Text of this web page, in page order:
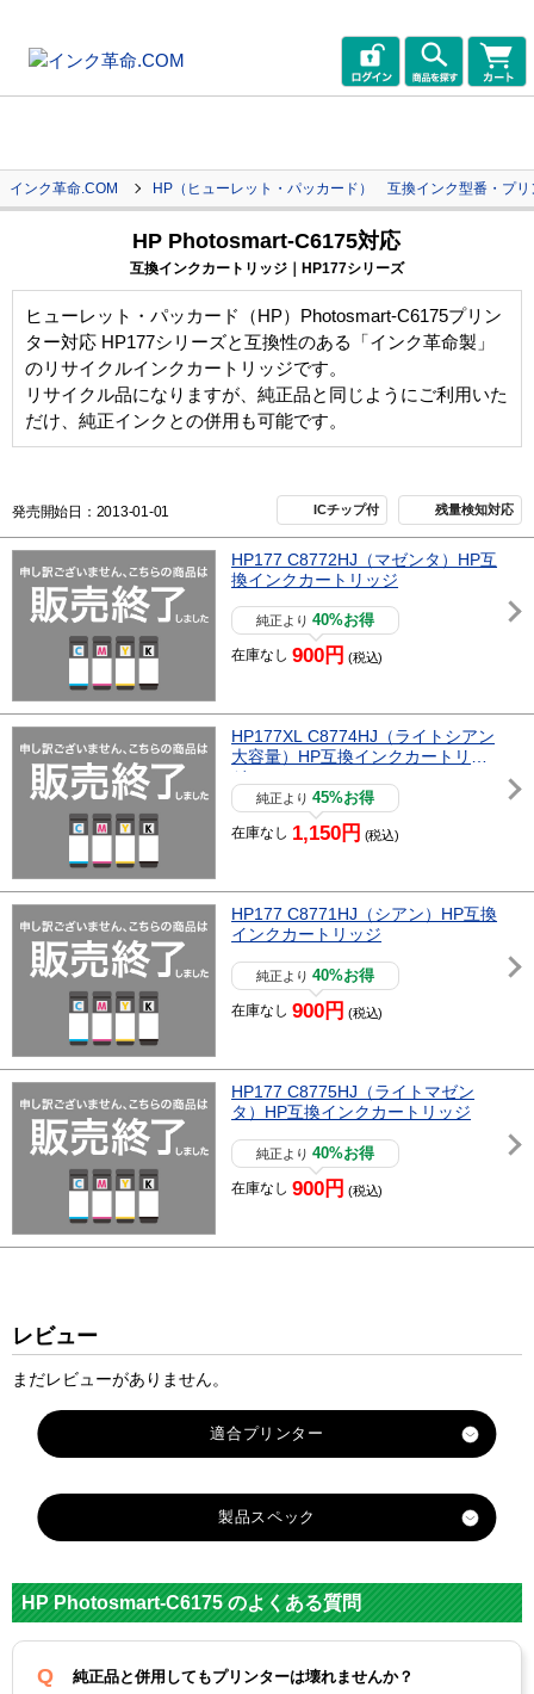
インク革命.COM HP（ヒューレット・パッカード） 互換インク型番・プリ
HP Photosmart-C6175対応
互換インクカートリッジ｜HP177シリーズ
ヒューレット・パッカード（HP）Photosmart-C6175プリン
ター対応 HP177シリーズと互換性のある「インク革命製」
のリサイクルインクカートリッジです。
リサイクル品になりますが、純正品と同じようにご利用いた
だけ、純正インクとの併用も可能です。
発売開始日：2013-01-01 ICチップ付 残量検知対応
HP177 C8772HJ（マゼンタ）HP互
換インクカートリッジ
純正より40%お得
在庫なし 900円 (税込)
HP177XL C8774HJ（ライトシアン
大容量）HP互換インクカートリッ
ジ
純正より45%お得
在庫なし 1,150円 (税込)
HP177 C8771HJ（シアン）HP互換
インクカートリッジ
純正より40%お得
在庫なし 900円 (税込)
HP177 C8775HJ（ライトマゼン
タ）HP互換インクカートリッジ
純正より40%お得
在庫なし 900円 (税込)
レビュー
まだレビューがありません。
製品スペック
メーカ
ー
hp
HP177X
HP Photosmart-C6175 のよくある質問
純正品と併用してもプリンターは壊れませんか？